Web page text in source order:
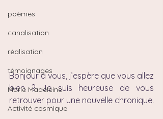
poèmes
canalisation
réalisation
témoignages
Marie Madeleine
Activité cosmique
Bonjour à vous, j’espère que vous allez
bien ? Je suis heureuse de vous
retrouver pour une nouvelle chronique.